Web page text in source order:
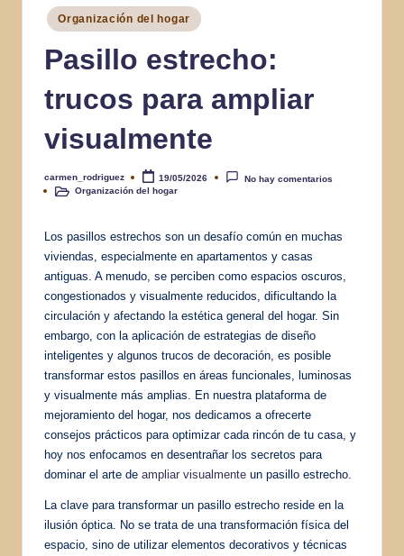
Publicado
en
Organización del hogar
Pasillo estrecho:
trucos para ampliar
visualmente
Publicado
por
carmen_rodriguez 19/05/2026
No hay comentarios
PublicadoOrganización del hogar
Los pasillos estrechos son un desafío común en muchas
viviendas, especialmente en apartamentos y casas
antiguas. A menudo, se perciben como espacios oscuros,
congestionados y visualmente reducidos, dificultando la
circulación y afectando la estética general del hogar. Sin
embargo, con la aplicación de estrategias de diseño
inteligentes y algunos trucos de decoración, es posible
transformar estos pasillos en áreas funcionales, luminosas
y visualmente más amplias. En nuestra plataforma de
mejoramiento del hogar, nos dedicamos a ofrecerte
consejos prácticos para optimizar cada rincón de tu casa, y
hoy nos enfocamos en desentrañar los secretos para
dominar el arte de ampliar visualmente un pasillo estrecho.
La clave para transformar un pasillo estrecho reside en la
ilusión óptica. No se trata de una transformación física del
espacio, sino de utilizar elementos decorativos y técnicas